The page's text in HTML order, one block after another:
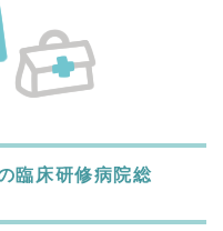
臨床研修病院総